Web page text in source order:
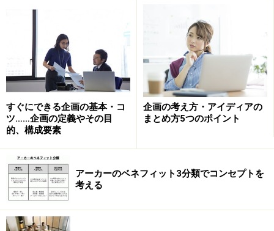
すぐにできる企画の基本・コ
ツ……企画の定義やその目
的、構成要素
企画の考え方・アイディアの
まとめ方5つのポイント
アーカーのベネフィット3分類でコンセプトを
考える